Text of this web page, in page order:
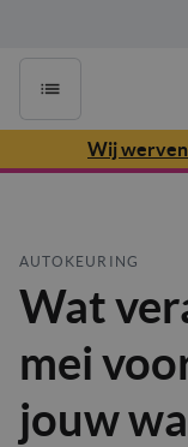
Wij werven
AUTOKEURING
Wat
mei
jouw